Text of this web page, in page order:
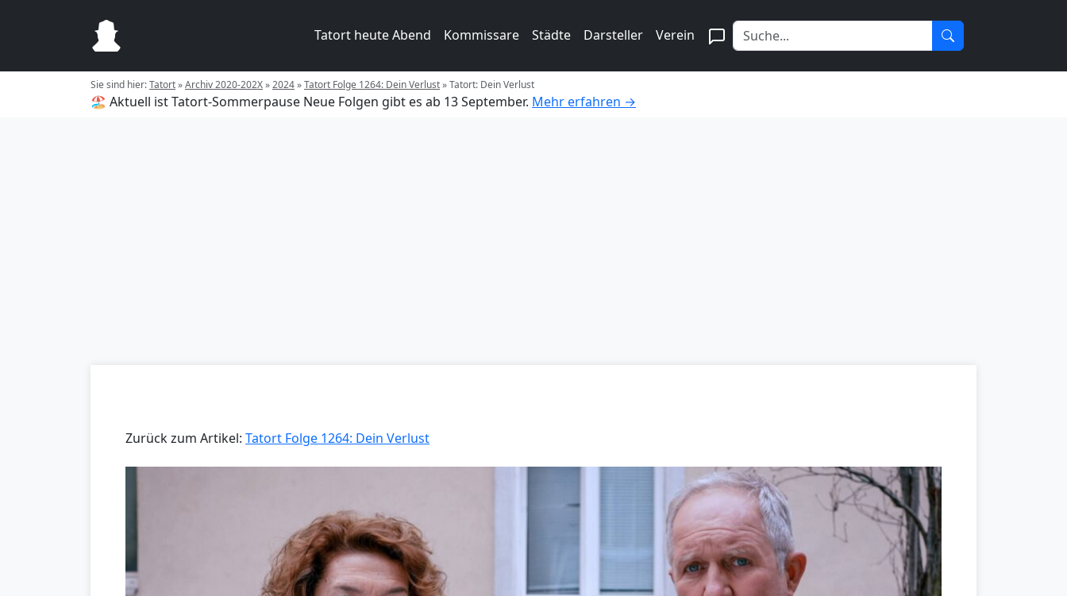
Tatort heute Abend Kommissare Städte Darsteller Verein
Sie sind hier:Tatort»Archiv 2020-202X»2024»Tatort Folge 1264: Dein Verlust»Tatort: Dein Verlust
🏖️ Aktuell ist Tatort-Sommerpause Neue Folgen gibt es ab 13 September. Mehr erfahren →
Zurück zum Artikel: Tatort Folge 1264: Dein Verlust